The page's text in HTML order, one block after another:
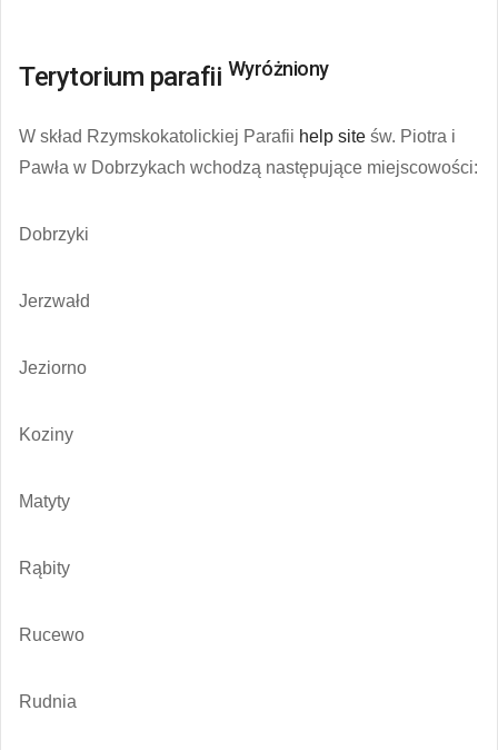
Terytorium parafii Wyróżniony
W skład Rzymskokatolickiej Parafii help site św. Piotra i
Pawła w Dobrzykach wchodzą następujące miejscowości:
Dobrzyki
Jerzwałd
Jeziorno
Koziny
Matyty
Rąbity
Rucewo
Rudnia